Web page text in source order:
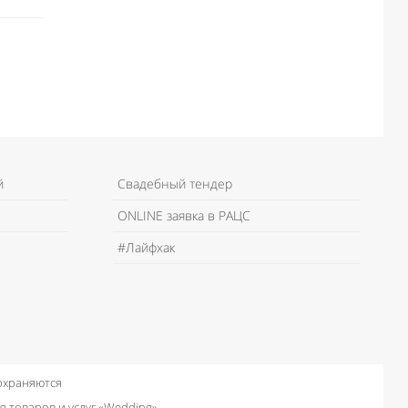
Свадебный тендер
ONLINE заявка в РАЦС
#Лайфхак